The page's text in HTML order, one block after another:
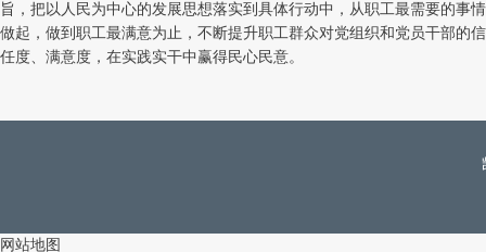
旨，把以人民为中心的发展思想落实到具体行动中，从职工最需要的事情
做起，做到职工最满意为止，不断提升职工群众对党组织和党员干部的信
任度、满意度，在实践实干中赢得民心民意。
网站地图